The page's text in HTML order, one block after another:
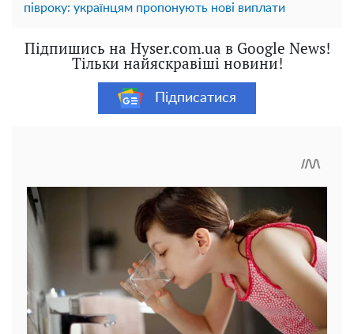
півроку: українцям пропонують нові виплати
Підпишись на Hyser.com.ua в Google News!
Тільки найяскравіші новини!
Підписатися